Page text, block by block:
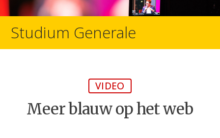
Studium Generale
VIDEO
Meer blauw op het web